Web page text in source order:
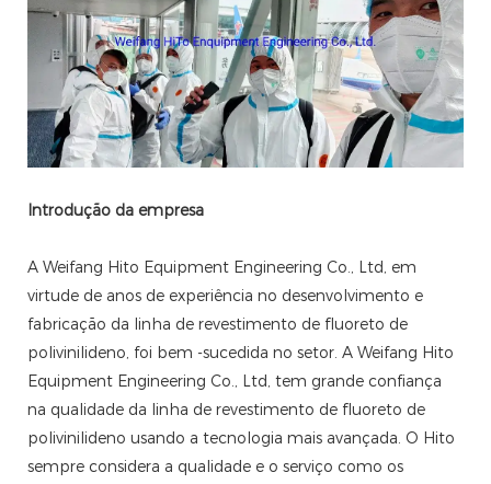
Introdução da empresa
A Weifang Hito Equipment Engineering Co., Ltd, em
virtude de anos de experiência no desenvolvimento e
fabricação da linha de revestimento de fluoreto de
polivinilideno, foi bem -sucedida no setor. A Weifang Hito
Equipment Engineering Co., Ltd, tem grande confiança
na qualidade da linha de revestimento de fluoreto de
polivinilideno usando a tecnologia mais avançada. O Hito
sempre considera a qualidade e o serviço como os